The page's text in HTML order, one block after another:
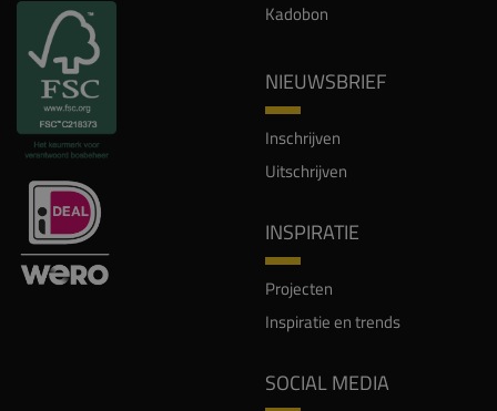
Kadobon
NIEUWSBRIEF
Inschrijven
Uitschrijven
INSPIRATIE
Projecten
Inspiratie en trends
SOCIAL MEDIA